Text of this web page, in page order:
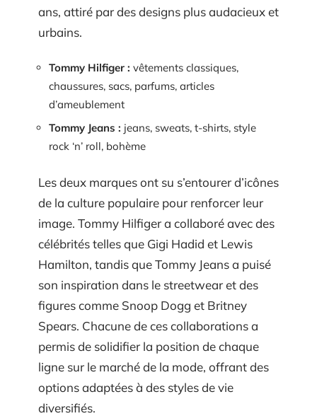
ans, attiré par des designs plus audacieux et
urbains.
Tommy Hilfiger : vêtements classiques,
chaussures, sacs, parfums, articles
d’ameublement
Tommy Jeans : jeans, sweats, t-shirts, style
rock ‘n’ roll, bohème
Les deux marques ont su s’entourer d’icônes
de la culture populaire pour renforcer leur
image. Tommy Hilfiger a collaboré avec des
célébrités telles que Gigi Hadid et Lewis
Hamilton, tandis que Tommy Jeans a puisé
son inspiration dans le streetwear et des
figures comme Snoop Dogg et Britney
Spears. Chacune de ces collaborations a
permis de solidifier la position de chaque
ligne sur le marché de la mode, offrant des
options adaptées à des styles de vie
diversifiés.